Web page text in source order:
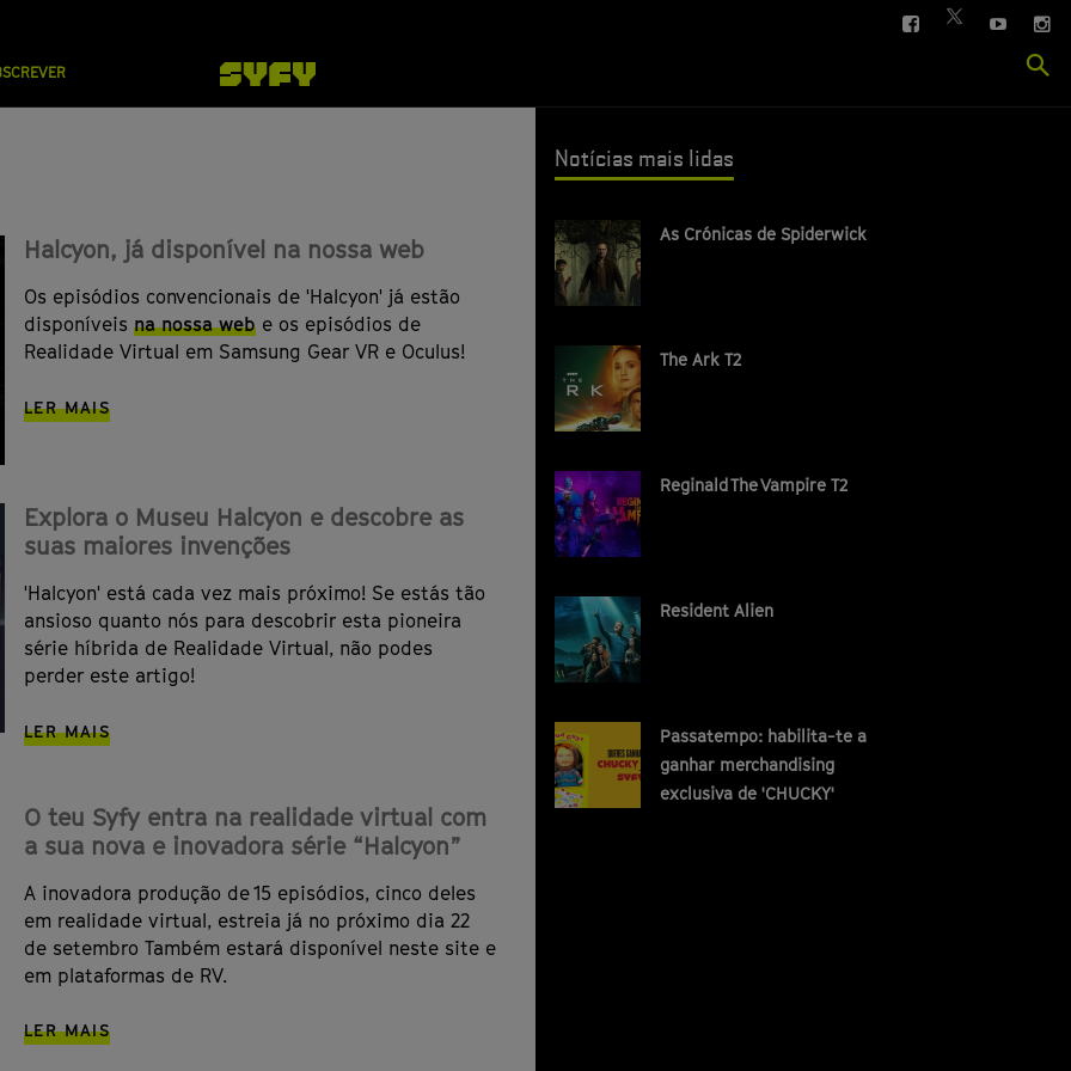
FACEBOOK
TWITTER
YOUTUBE
Halcyon, já disponível na nossa web
Os episódios convencionais de 'Halcyon' já estão
disponíveis na nossa web e os episódios de
Realidade Virtual em Samsung Gear VR e Oculus!
LER MAIS
Explora o Museu Halcyon e descobre as
suas maiores invenções
'Halcyon' está cada vez mais próximo! Se estás tão
ansioso quanto nós para descobrir esta pioneira
série híbrida de Realidade Virtual, não podes
perder este artigo!
LER MAIS
O teu Syfy entra na realidade virtual com
a sua nova e inovadora série “Halcyon”
A inovadora produção de 15 episódios, cinco deles
em realidade virtual, estreia já no próximo dia 22
de setembro Também estará disponível neste site e
em plataformas de RV.
LER MAIS
Notícias mais lidas
As Crónicas de Spiderwick
The Ark T2
Reginald The Vampire T2
Resident Alien
Passatempo: habilita-te a
ganhar merchandising
exclusiva de 'CHUCKY'